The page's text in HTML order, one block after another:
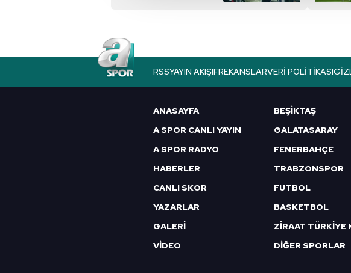
amacıyla kullanılmaktadır. Diğer çerezler,
mevzuata uygun olarak kullanılan çerezlerle
RSSYAYIN AKIŞIFREKANSLARVERI POLITIKASI
ANASAYFA
A SPOR CANLI YAYIN
A SPOR RADYO
HABERLER
CANLI SKOR
YAZARLAR
GALERİ
VİDEO
BEŞİKTAŞ
GALATASARAY
FENERBAHÇE
TRABZONSPOR
FUTBOL
BASKETBOL
DİĞER SPORLAR